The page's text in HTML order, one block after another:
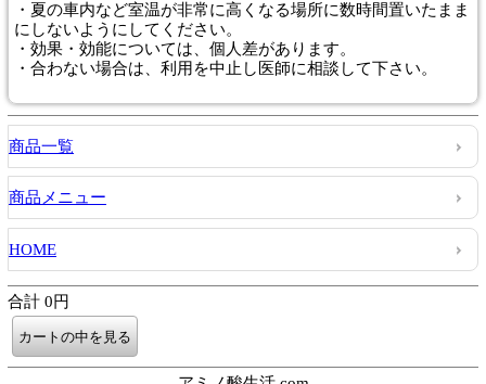
・夏の車内など室温が非常に高くなる場所に数時間置いたまま
にしないようにしてください。
・効果・効能については、個人差があります。
・合わない場合は、利用を中止し医師に相談して下さい。
商品一覧
商品メニュー
HOME
合計 0円